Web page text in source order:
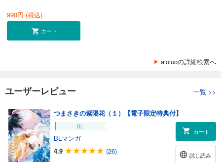
990円 (税込)
カート
aioiuoの詳細検索へ
ユーザーレビュー 一覧 >>
つまさきの紫陽花（１）【電子限定特典付】
BL
BLマンガ
4.9
(26)
カート
試し読み